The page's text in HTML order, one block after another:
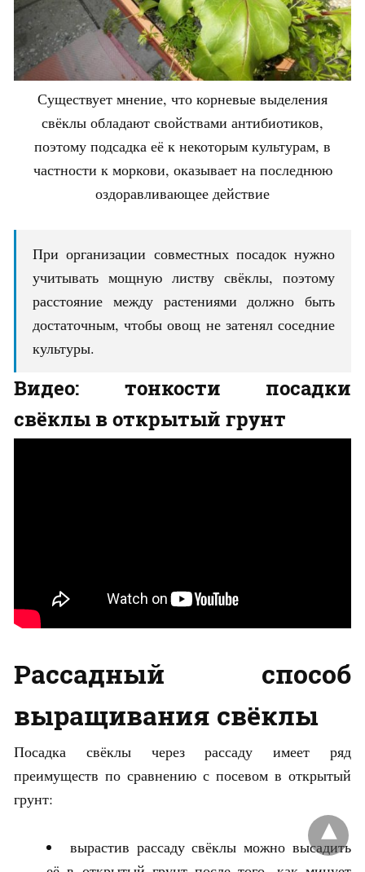
Существует мнение, что корневые выделения
свёклы обладают свойствами антибиотиков,
поэтому подсадка её к некоторым культурам, в
частности к моркови, оказывает на последнюю
оздоравливающее действие
При организации совместных посадок нужно
учитывать мощную листву свёклы, поэтому
расстояние между растениями должно быть
достаточным, чтобы овощ не затенял соседние
культуры.
Видео: тонкости посадки
свёклы в открытый грунт
Рассадный способ
выращивания свёклы
Посадка свёклы через рассаду имеет ряд
преимуществ по сравнению с посевом в открытый
грунт:
вырастив рассаду свёклы можно высадить